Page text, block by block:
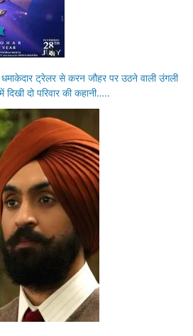
ट्रेलर से करन जौहर पर उठने वाली उंगली
दो परिवार की कहानी…..